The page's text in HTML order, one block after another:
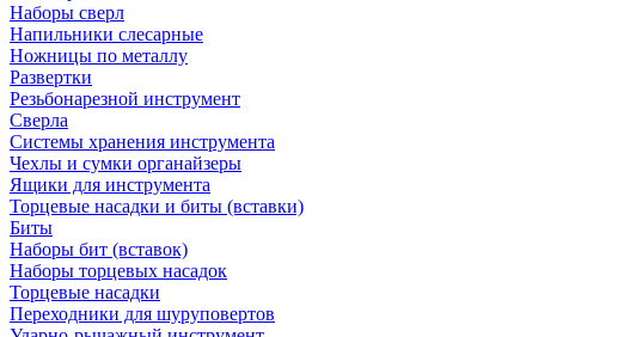
Наборы сверл
Напильники слесарные
Ножницы по металлу
Развертки
Резьбонарезной инструмент
Сверла
Системы хранения инструмента
Чехлы и сумки органайзеры
Ящики для инструмента
Торцевые насадки и биты (вставки)
Биты
Наборы бит (вставок)
Наборы торцевых насадок
Торцевые насадки
Переходники для шуруповертов